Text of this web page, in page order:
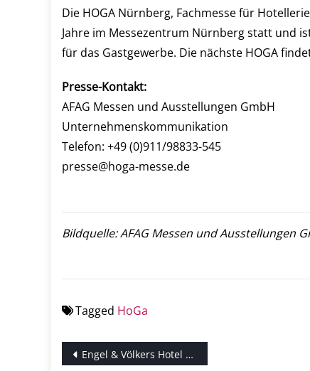
Die HOGA Nürnberg, Fachmesse für
Jahre im Messezentrum Nürnberg statt und
für das Gastgewerbe. Die nächste HOGA
Presse-Kontakt:
AFAG Messen und Ausstellungen GmbH
Unternehmenskommunikation
Telefon: +49 (0)911/98833-545
presse@hoga-messe.de
Bildquelle: AFAG Messen und Ausstellungen
Tagged HoGa
Beitragsnavigation
Engel & Völkers Hotel Consulting: Hotelinvestoren erwarten trotz Corona-Pandemie nur moderat fallende Kaufpreise